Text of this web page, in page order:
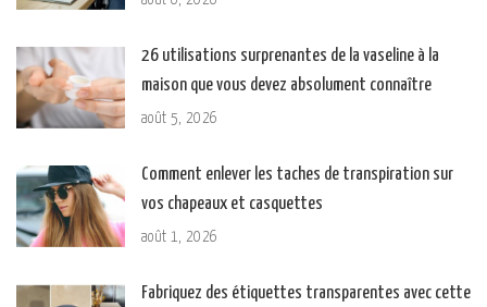
26 utilisations surprenantes de la vaseline à la
maison que vous devez absolument connaître
août 5, 2026
Comment enlever les taches de transpiration sur
vos chapeaux et casquettes
août 1, 2026
Fabriquez des étiquettes transparentes avec cette